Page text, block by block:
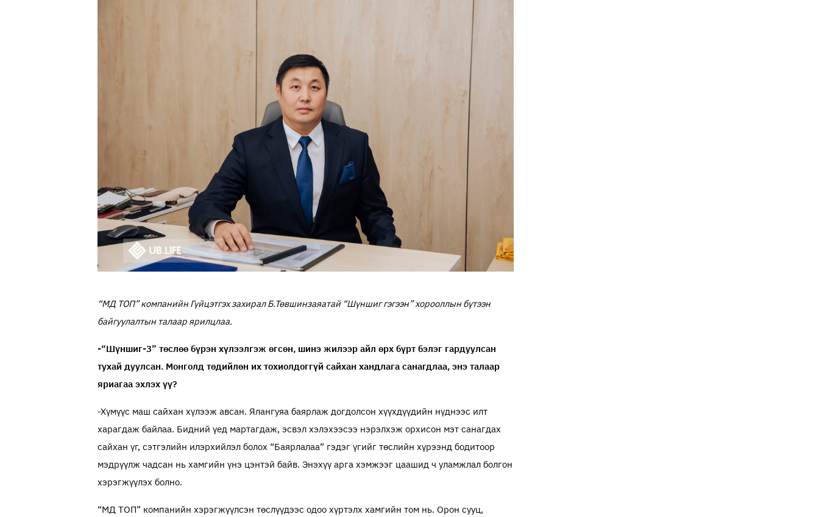
“MД ТОП” компанийн Гүйцэтгэх захирал Б.Төвшинзаяатай “Шүншиг гэгээн” хорооллын бүтээн
байгуулалтын талаар ярилцлаа.
-“Шүншиг-3” төслөө бүрэн хүлээлгэж өгсөн, шинэ жилээр айл өрх бүрт бэлэг гардуулсан
тухай дуулсан. Монголд төдийлөн их тохиолдоггүй сайхан хандлага санагдлаа, энэ талаар
яриагаа эхлэх үү?
-Хүмүүс маш сайхан хүлээж авсан. Ялангуяа баярлаж догдолсон хүүхдүүдийн нүднээс илт
харагдаж байлаа. Бидний үед мартагдаж, эсвэл хэлэхээсээ нэрэлхэж орхисон мэт санагдах
сайхан үг, сэтгэлийн илэрхийлэл болох “Баярлалаа” гэдэг үгийг төслийн хүрээнд бодитоор
мэдрүүлж чадсан нь хамгийн үнэ цэнтэй байв. Энэхүү арга хэмжээг цаашид ч уламжлал болгон
хэрэгжүүлэх болно.
“МД ТОП” компанийн хэрэгжүүлсэн төслүүдээс одоо хүртэлх хамгийн том нь. Орон сууц,